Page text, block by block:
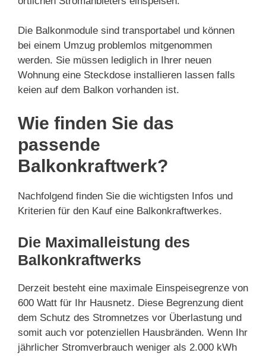
Die Balkonmodule sind transportabel und können
bei einem Umzug problemlos mitgenommen
werden. Sie müssen lediglich in Ihrer neuen
Wohnung eine Steckdose installieren lassen falls
keien auf dem Balkon vorhanden ist.
Wie finden Sie das
passende
Balkonkraftwerk?
Nachfolgend finden Sie die wichtigsten Infos und
Kriterien für den Kauf eine Balkonkraftwerkes.
Die Maximalleistung des
Balkonkraftwerks
Derzeit besteht eine maximale Einspeisegrenze von
600 Watt für Ihr Hausnetz. Diese Begrenzung dient
dem Schutz des Stromnetzes vor Überlastung und
somit auch vor potenziellen Hausbränden. Wenn Ihr
jährlicher Stromverbrauch weniger als 2.000 kWh